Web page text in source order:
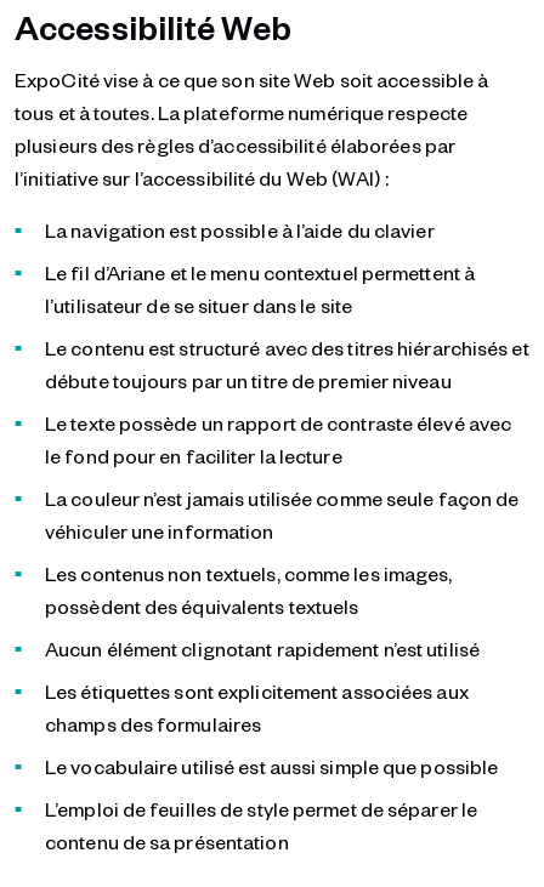
Accessibilité Web
ExpoCité vise à ce que son site Web soit accessible à
tous et à toutes. La plateforme numérique respecte
plusieurs des règles d’accessibilité élaborées par
l’initiative sur l’accessibilité du Web (WAI) :
La navigation est possible à l’aide du clavier
Le fil d’Ariane et le menu contextuel permettent à
l’utilisateur de se situer dans le site
Le contenu est structuré avec des titres hiérarchisés et
débute toujours par un titre de premier niveau
Le texte possède un rapport de contraste élevé avec
le fond pour en faciliter la lecture
La couleur n’est jamais utilisée comme seule façon de
véhiculer une information
Les contenus non textuels, comme les images,
possèdent des équivalents textuels
Aucun élément clignotant rapidement n’est utilisé
Les étiquettes sont explicitement associées aux
champs des formulaires
Le vocabulaire utilisé est aussi simple que possible
L’emploi de feuilles de style permet de séparer le
contenu de sa présentation